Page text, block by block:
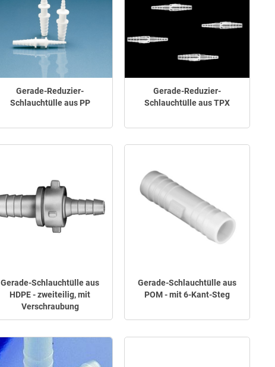
Gerade-Reduzier-
Schlauchtülle aus PP
Gerade-Reduzier-
Schlauchtülle aus TPX
Gerade-Schlauchtülle aus
HDPE - zweiteilig, mit
Verschraubung
Gerade-Schlauchtülle aus
POM - mit 6-Kant-Steg